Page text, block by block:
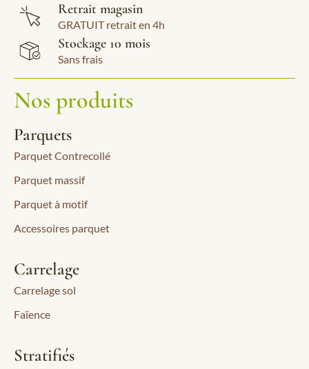
Retrait magasin
GRATUIT retrait en 4h
Stockage 10 mois
Sans frais
Nos produits
Parquets
Parquet Contrecollé
Parquet massif
Parquet à motif
Accessoires parquet
Carrelage
Carrelage sol
Faïence
Stratifiés